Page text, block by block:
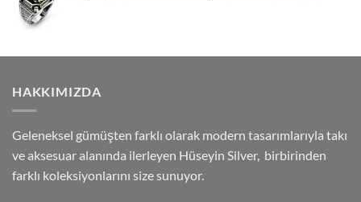
HAKKIMIZDA
Geleneksel gümüşten farklı olarak modern tasarımlarıyla takı
ve aksesuar alanında ilerleyen Hüseyin Silver, birbirinden
farklı koleksiyonlarını size sunuyor.